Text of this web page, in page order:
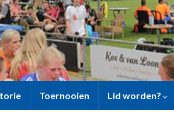
Toernooien Lid worden?